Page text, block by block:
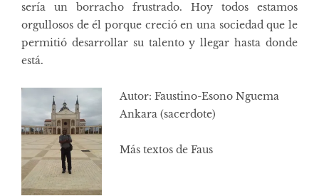
sería un borracho frustrado. Hoy todos estamos
orgullosos de él porque creció en una sociedad que le
permitió desarrollar su talento y llegar hasta donde
está.
Autor: Faustino-Esono Nguema
Ankara (sacerdote)
Más textos de Faus